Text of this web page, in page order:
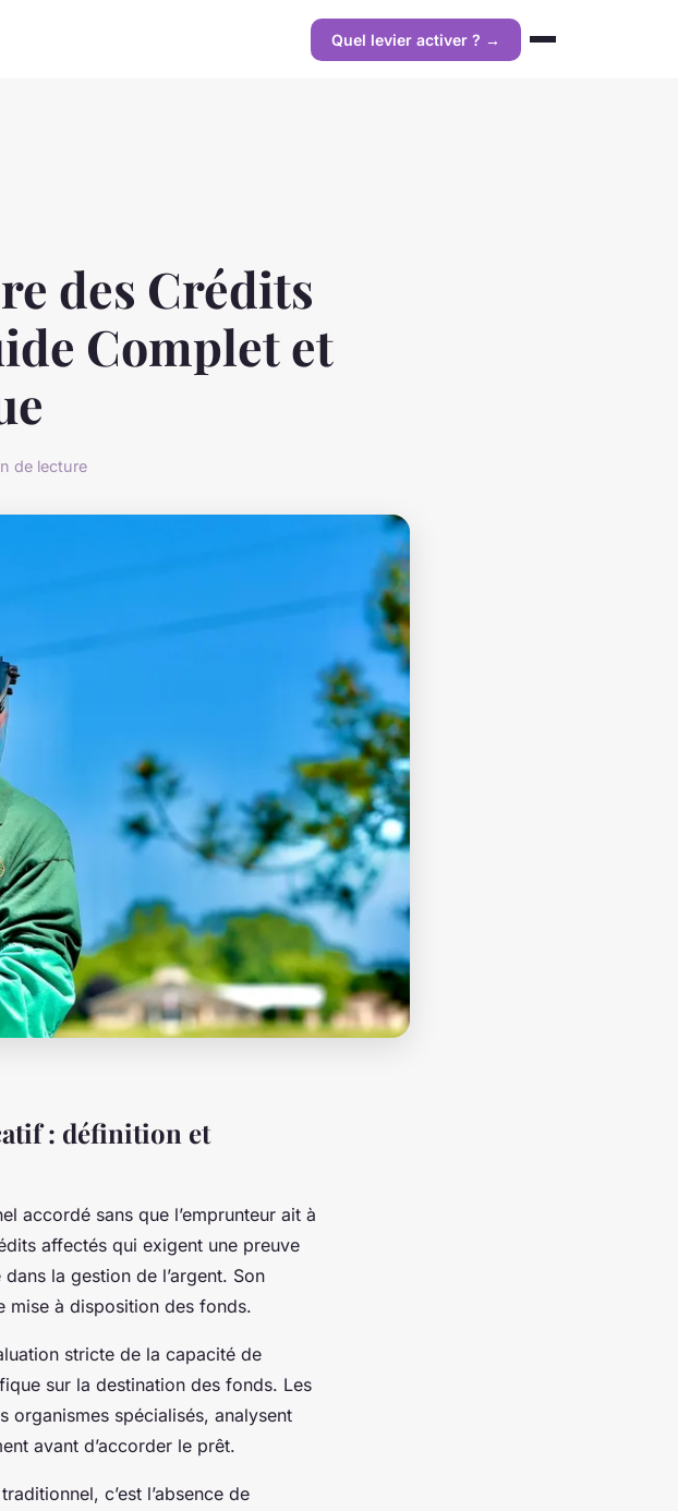
Quel levier activer ? →
des Crédits
Complet et
de lecture
: définition et
accordé sans que l’emprunteur ait à
affectés qui exigent une preuve
la gestion de l’argent. Son
mise à disposition des fonds.
stricte de la capacité de
sur la destination des fonds. Les
organismes spécialisés, analysent
avant d’accorder le prêt.
c’est l’absence de